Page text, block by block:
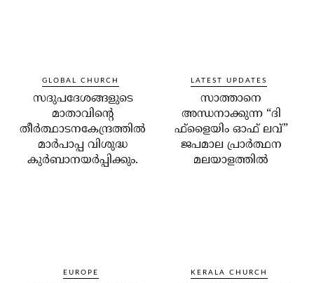
GLOBAL CHURCH
സദുപദേശങ്ങളുടെ
മാതാവിന്റെ
തീര്‍ത്ഥാടനകേന്ദ്രത്തില്‍
മാര്‍പാപ്പ വിശുദ്ധ
കുര്‍ബാനയര്‍പ്പിക്കും.
LATEST UPDATES
സാത്താനെ
അന്ധനാക്കുന്ന “ദി
ഫ്‌ളൈയിം ഓഫ് ലവ്”
ജപമാല പ്രാർത്ഥന
മലയാളത്തിൽ
EUROPE KERALA CHURCH